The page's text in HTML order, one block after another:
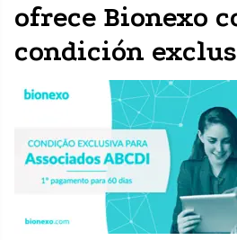
ofrece Bionexo
condición